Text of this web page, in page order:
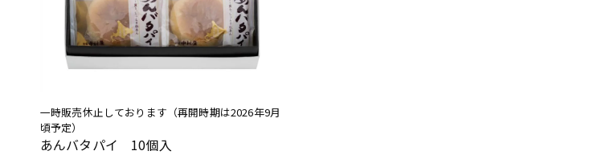
一時販売休止しております（再開時期は2026年9月
頃予定）
あんバタパイ 10個入